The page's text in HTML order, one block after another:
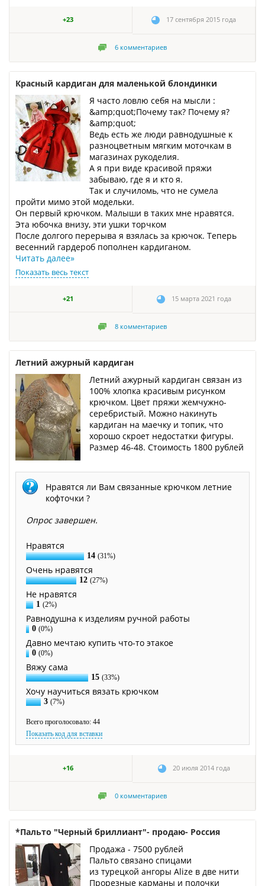
+23 17 сентября 2015 года
6 комментариев
Красный кардиган для маленькой блондинки
Я часто ловлю себя на мысли :
&amp;quot;Почему так? Почему я?
&amp;quot;
Ведь есть же люди равнодушные к
разноцветным мягким моточкам в
магазинах рукоделия.
А я при виде красивой пряжи
забываю, где я и кто я.
Так и случиломь, что не сумела
пройти мимо этой модельки.
Он первый крючком. Малыши в таких мне нравятся.
Эта юбочка внизу, эти ушки торчком
После долгого перерыва я взялась за крючок. Теперь
весенний гардероб пополнен кардиганом.
Читать далее»
Показать весь текст
+21 15 марта 2021 года
8 комментариев
Летний ажурный кардиган
Летний ажурный кардиган связан из
100% хлопка красивым рисунком
крючком. Цвет пряжи жемчужно-
серебристый. Можно накинуть
кардиган на маечку и топик, что
хорошо скроет недостатки фигуры.
Размер 46-48. Стоимость 1800 рублей
Нравятся ли Вам связанные крючком летние
кофточки ?
Опрос завершен.
Нравятся
14 (31%)
Очень нравятся
12 (27%)
Не нравятся
1 (2%)
Равнодушна к изделиям ручной работы
0 (0%)
Давно мечтаю купить что-то этакое
0 (0%)
Вяжу сама
15 (33%)
Хочу научиться вязать крючком
3 (7%)
Всего проголосовало: 44
Показать код для вставки
+16 20 июля 2014 года
0 комментариев
*Пальто "Черный бриллиант"- продаю- Россия
Продажа - 7500 рублей
Пальто связано спицами
из турецкой ангоры Alize в две нити
Прорезные карманы и полочки